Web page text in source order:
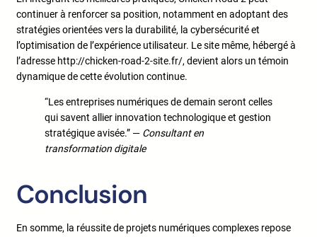
continuer à renforcer sa position, notamment en adoptant des
stratégies orientées vers la durabilité, la cybersécurité et
l’optimisation de l’expérience utilisateur. Le site même, hébergé à
l’adresse http://chicken-road-2-site.fr/, devient alors un témoin
dynamique de cette évolution continue.
“Les entreprises numériques de demain seront celles
qui savent allier innovation technologique et gestion
stratégique avisée.” — Consultant en
transformation digitale
Conclusion
En somme, la réussite de projets numériques complexes repose